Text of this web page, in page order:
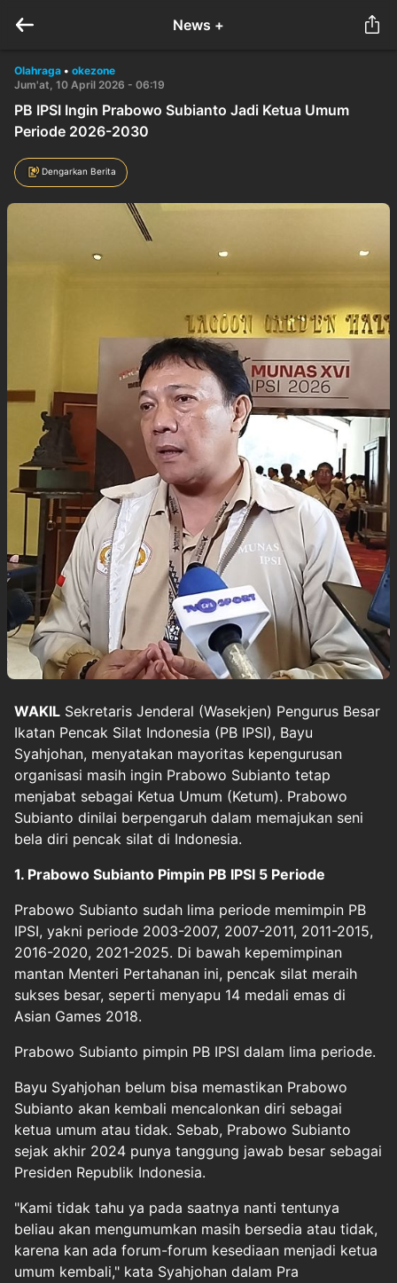
News +
Olahraga • okezone
Jum'at, 10 April 2026 - 06:19
PB IPSI Ingin Prabowo Subianto Jadi Ketua Umum
Periode 2026-2030
Dengarkan Berita
WAKIL Sekretaris Jenderal (Wasekjen) Pengurus Besar
Ikatan Pencak Silat Indonesia (PB IPSI), Bayu
Syahjohan, menyatakan mayoritas kepengurusan
organisasi masih ingin Prabowo Subianto tetap
menjabat sebagai Ketua Umum (Ketum). Prabowo
Subianto dinilai berpengaruh dalam memajukan seni
bela diri pencak silat di Indonesia.
1. Prabowo Subianto Pimpin PB IPSI 5 Periode
Prabowo Subianto sudah lima periode memimpin PB
IPSI, yakni periode 2003-2007, 2007-2011, 2011-2015,
2016-2020, 2021-2025. Di bawah kepemimpinan
mantan Menteri Pertahanan ini, pencak silat meraih
sukses besar, seperti menyapu 14 medali emas di
Asian Games 2018.
Prabowo Subianto pimpin PB IPSI dalam lima periode.
Bayu Syahjohan belum bisa memastikan Prabowo
Subianto akan kembali mencalonkan diri sebagai
ketua umum atau tidak. Sebab, Prabowo Subianto
sejak akhir 2024 punya tanggung jawab besar sebagai
Presiden Republik Indonesia.
"Kami tidak tahu ya pada saatnya nanti tentunya
beliau akan mengumumkan masih bersedia atau tidak,
karena kan ada forum-forum kesediaan menjadi ketua
umum kembali," kata Syahjohan dalam Pra